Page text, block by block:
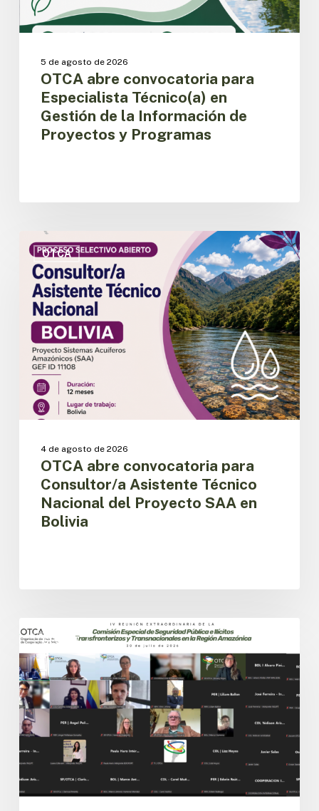
Información
de
Programas
5 de agosto de 2026
OTCA abre convocatoria para
Especialista Técnico(a) en
Gestión de la Información de
Proyectos y Programas
OTCA
OTCA
abre
convocatoria
para
Consultor/a
Asistente
Técnico
Nacional
del
Proyecto
SAA
4 de agosto de 2026
OTCA abre convocatoria para
Consultor/a Asistente Técnico
Nacional del Proyecto SAA en
Bolivia
CESPIT
amazónicos
avanzan
en
la
implementación
de
la
agenda
regional
de
seguridad